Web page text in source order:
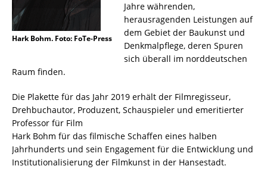
Hark Bohm. Foto: FoTe-Press
Jahre währenden,
herausragenden Leistungen auf
dem Gebiet der Baukunst und
Denkmalpflege, deren Spuren
sich überall im norddeutschen
Raum finden.
Die Plakette für das Jahr 2019 erhält der Filmregisseur,
Drehbuchautor, Produzent, Schauspieler und emeritierter
Professor für Film
Hark Bohm für das filmische Schaffen eines halben
Jahrhunderts und sein Engagement für die Entwicklung und
Institutionalisierung der Filmkunst in der Hansestadt.